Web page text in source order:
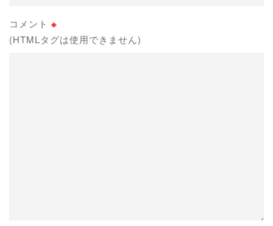
コメント ※
(HTMLタグは使用できません)